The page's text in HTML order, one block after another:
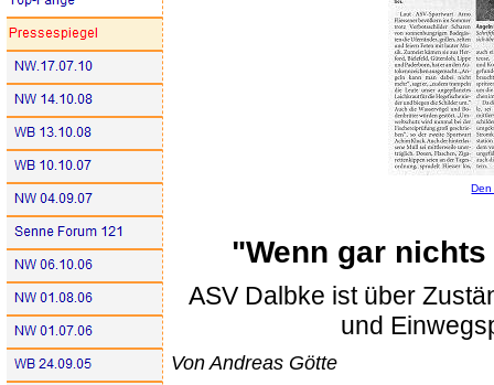
"Wenn gar
ASV Dalbke ist über
und
Von Andreas Götte